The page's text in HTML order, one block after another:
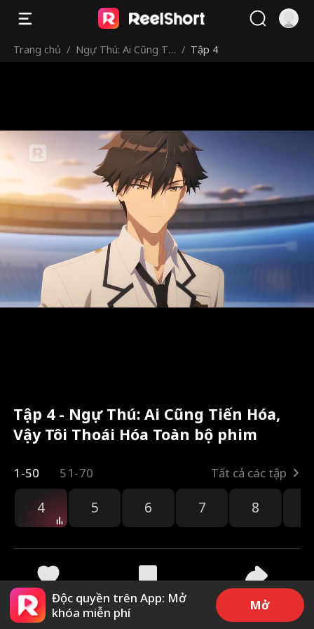
Trang chủ / Ngự Thú: Ai Cũng Tiế / Tập 4
Tập 4 - Ngự Thú: Ai Cũng Tiến Hóa,
Vậy Tôi Thoái Hóa Toàn bộ phim
1-50 51-70 Tất cả các tập
4 5 6 7 8
110 14.3k Chia sẻ
Độc quyền trên App: Mở
khóa miễn phí
Mở